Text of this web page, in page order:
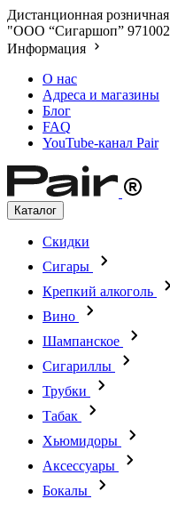
Дистанционная
"ООО “Сигаршоп”
Информация
О нас
Адреса и магазины
Блог
FAQ
YouTube-канал Pair
Каталог
Скидки
Сигары
Крепкий алкоголь
Вино
Шампанское
Сигариллы
Трубки
Табак
Хьюмидоры
Аксессуары
Бокалы